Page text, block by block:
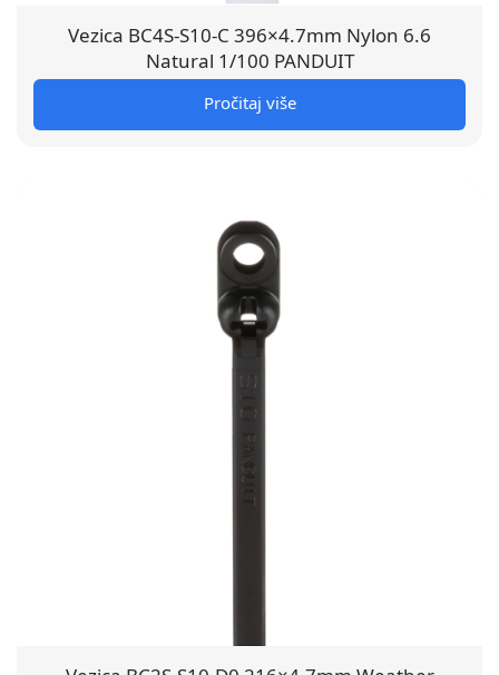
Vezica BC4S-S10-C 396×4.7mm Nylon 6.6
Natural 1/100 PANDUIT
Pročitaj više